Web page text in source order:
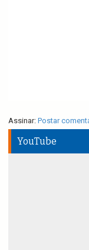
Assinar: Postar
YouTube